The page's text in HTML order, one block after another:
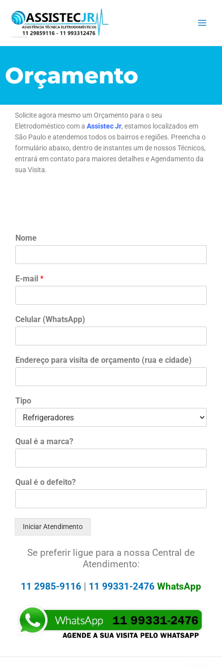
para
conteúdo
Orçamento
Solicite agora mesmo um Orçamento para o seu
Eletrodoméstico com a Assistec Jr, estamos localizados em
São Paulo e atendemos todos os bairros e regiões. Preencha o
formulário abaixo, dentro de instantes um de nossos Técnicos,
entrará em contato para maiores detalhes e Agendamento da
sua Visita.
Nome
E-mail *
Celular (WhatsApp)
Endereço para visita de orçamento (rua e cidade)
Tipo
Qual é a marca?
Qual é o defeito?
Iniciar Atendimento
Se preferir ligue para a nossa Central de
Atendimento:
11 2985-9116 11 99331-2476 WhatsApp